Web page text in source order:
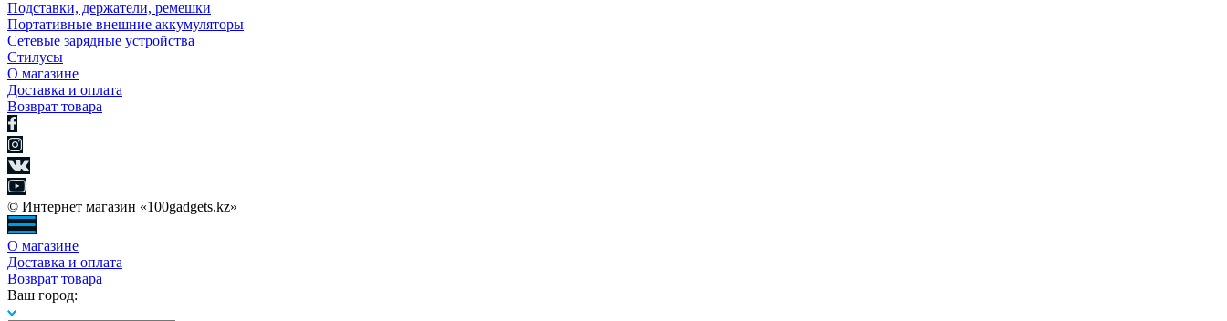
Подставки, держатели, ремешки
Портативные внешние аккумуляторы
Сетевые зарядные устройства
Стилусы
О магазине
Доставка и оплата
Возврат товара
© Интернет магазин «100gadgets.kz»
О магазине
Доставка и оплата
Возврат товара
Ваш город: